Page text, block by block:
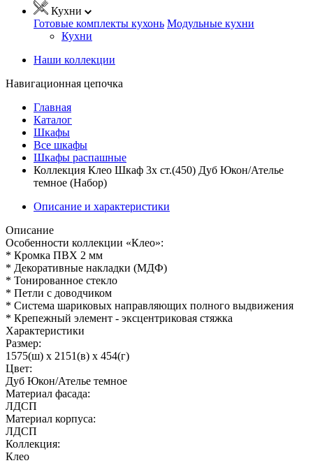
Кухни
Готовые комплекты кухонь Модульные кухни
Кухни
Наши коллекции
Навигационная цепочка
Главная
Каталог
Шкафы
Все шкафы
Шкафы распашные
Коллекция Клео Шкаф 3х ст.(450) Дуб Юкон/Ателье
темное (Набор)
Описание и характеристики
Описание
Особенности коллекции «Клео»:
* Кромка ПВХ 2 мм
* Декоративные накладки (МДФ)
* Тонированное стекло
* Петли с доводчиком
* Система шариковых направляющих полного выдвижения
* Крепежный элемент - эксцентриковая стяжка
Характеристики
Размер:
1575(ш) x 2151(в) x 454(г)
Цвет:
Дуб Юкон/Ателье темное
Материал фасада:
ЛДСП
Материал корпуса:
ЛДСП
Коллекция:
Клео